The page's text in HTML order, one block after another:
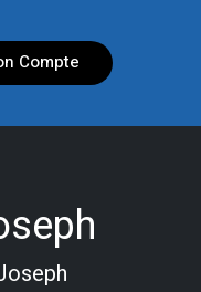
Compte